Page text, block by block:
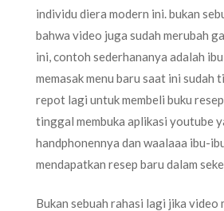
individu diera modern ini. bukan
bahwa video juga sudah merubah
ini, contoh sederhananya adalah
memasak menu baru saat ini sudah
repot lagi untuk membeli buku
tinggal membuka aplikasi youtube
handphonennya dan waalaaa ibu-
mendapatkan resep baru dalam
Bukan sebuah rahasi lagi jika video